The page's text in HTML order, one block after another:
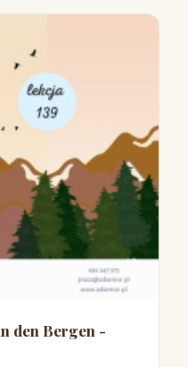
den Bergen -